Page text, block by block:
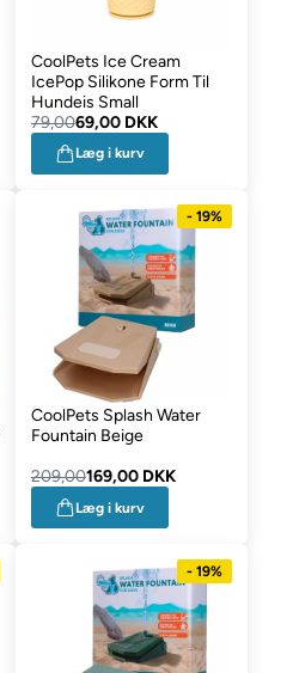
CoolPets Ice Cream
IcePop Silikone Form Til
Hundeis Small
79,0069,00 DKK
Læg i kurv
- 19%
CoolPets Splash Water
Fountain Beige
209,00169,00 DKK
Læg i kurv
- 19%